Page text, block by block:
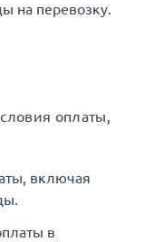
на перевозку.
оплаты,
включая
в